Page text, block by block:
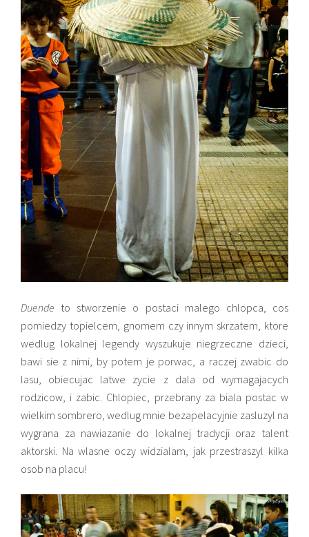
Duende to stworzenie o postaci malego chlopca, cos
pomiedzy topielcem, gnomem czy innym skrzatem, ktore
wedlug lokalnej legendy wyszukuje niegrzeczne dzieci,
bawi sie z nimi, by potem je porwac, a raczej zwabic do
lasu, obiecujac latwe zycie z dala od wymagajacych
rodzicow, i zabic. Chlopiec, przebrany za biala postac w
wielkim sombrero, wedlug mnie bezapelacyjnie zasluzyl na
wygrana za nawiazanie do lokalnej tradycji oraz talent
aktorski. Na wlasne oczy widzialam, jak przestraszyl kilka
osob na placu!